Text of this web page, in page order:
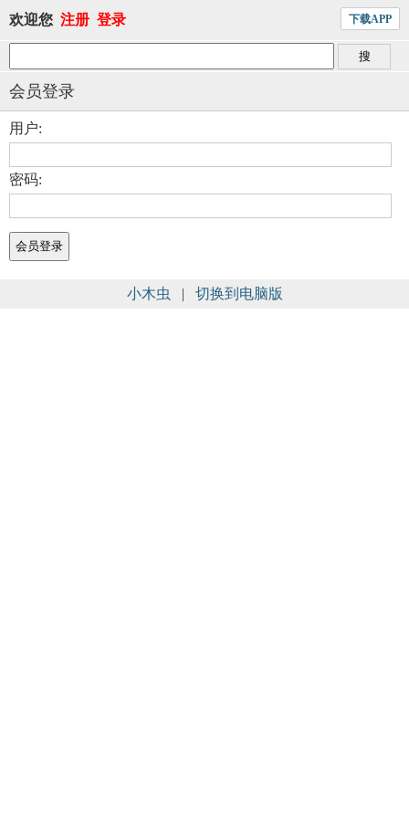
欢迎您 注册 登录 下载APP
会员登录
用户:
密码:
小木虫 | 切换到电脑版